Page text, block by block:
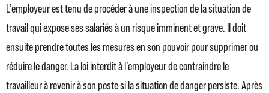
L’employeur est tenu de procéder à une inspection de la situation de
travail qui expose ses salariés à un risque imminent et grave. Il doit
ensuite prendre toutes les mesures en son pouvoir pour supprimer ou
réduire le danger. La loi interdit à l’employeur de contraindre le
travailleur à revenir à son poste si la situation de danger persiste. Après